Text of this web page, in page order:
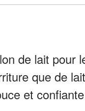
de lait pour
que de
et